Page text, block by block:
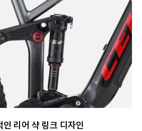
리어 샥 링크 디자인